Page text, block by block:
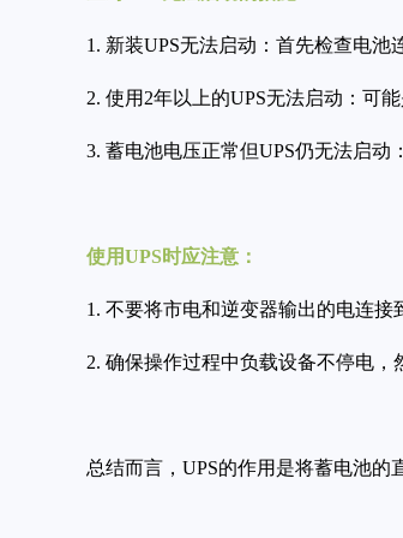
1. 新装UPS无法启动：首先检查电池
2. 使用2年以上的UPS无法启动：可
3. 蓄电池电压正常但UPS仍无法启动
使用UPS时应注意：
1. 不要将市电和逆变器输出的电连接
2. 确保操作过程中负载设备不停电，
总结而言，UPS的作用是将蓄电池的